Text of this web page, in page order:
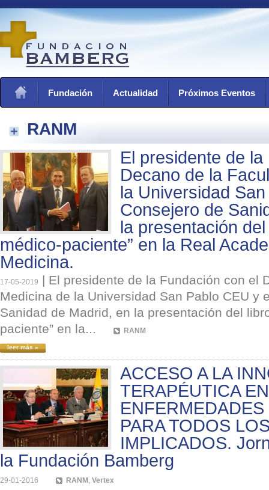
Fundación Actualidad Próximos Eventos
RANM
El presidente de
Decano de la
la Universidad
Consejero de
la presentación
médico-paciente” en la Real
Medicina.
17-05-2019 | El presidente de la Fundación con el
Medicina de la Universidad San Pablo CEU y
Sanidad de Madrid, en la presentación del
paciente” en la...
RANM
leer más »
ACCESO A LA
TERAPÉUTICA EN
PARA TODOS
IMPLICADOS.
la Fundación Bamberg
29-01-2016 RANM , Vertex